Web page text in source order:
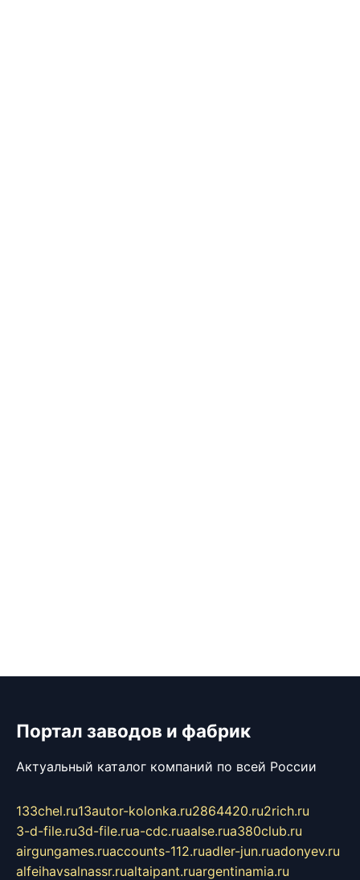
Портал заводов и фабрик
Актуальный каталог компаний по всей России
133chel.ru13autor-kolonka.ru2864420.ru2rich.ru
3-d-file.ru3d-file.rua-cdc.ruaalse.rua380club.ru
airgungames.ruaccounts-112.ruadler-jun.ruadonyev.ru
alfeihavsalnassr.rualtaipant.ruargentinamia.ru